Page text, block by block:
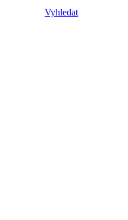
Vyhledat